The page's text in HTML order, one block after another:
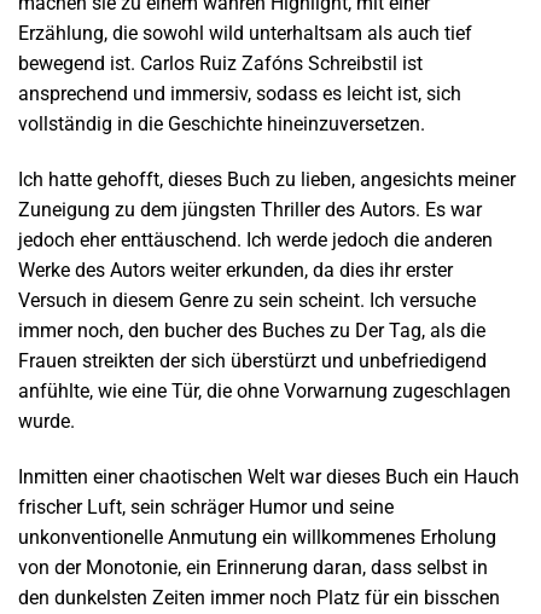
Erzählung, die sowohl wild unterhaltsam als auch tief
bewegend ist. Carlos Ruiz Zafóns Schreibstil ist
ansprechend und immersiv, sodass es leicht ist, sich
vollständig in die Geschichte hineinzuversetzen.
Ich hatte gehofft, dieses Buch zu lieben, angesichts meiner
Zuneigung zu dem jüngsten Thriller des Autors. Es war
jedoch eher enttäuschend. Ich werde jedoch die anderen
Werke des Autors weiter erkunden, da dies ihr erster
Versuch in diesem Genre zu sein scheint. Ich versuche
immer noch, den bucher des Buches zu Der Tag, als die
Frauen streikten der sich überstürzt und unbefriedigend
anfühlte, wie eine Tür, die ohne Vorwarnung zugeschlagen
wurde.
Inmitten einer chaotischen Welt war dieses Buch ein Hauch
frischer Luft, sein schräger Humor und seine
unkonventionelle Anmutung ein willkommenes Erholung
von der Monotonie, ein Erinnerung daran, dass selbst in
den dunkelsten Zeiten immer noch Platz für ein bisschen